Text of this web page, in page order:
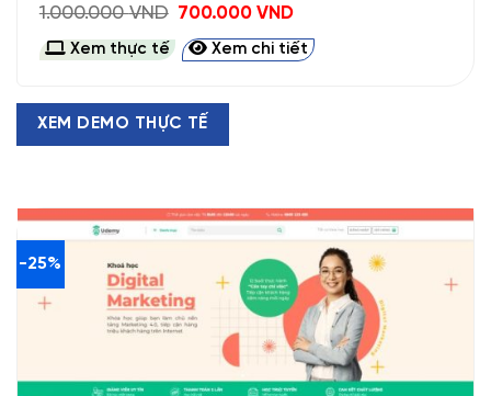
1.000.000VND
Giá
gốc
là:
1.000.000 VND.
700.000VNDGiá
tại
là:
700.000 VND.
Xem thực tế Xem chi tiết
XEM DEMO THỰC TẾ
-25%